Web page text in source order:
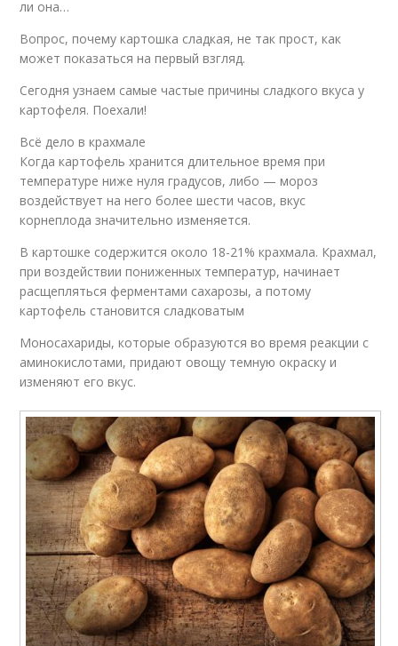
ли она…
Вопрос, почему картошка сладкая, не так прост, как
может показаться на первый взгляд.
Сегодня узнаем самые частые причины сладкого вкуса у
картофеля. Поехали!
Всё дело в крахмале
Когда картофель хранится длительное время при
температуре ниже нуля градусов, либо — мороз
воздействует на него более шести часов, вкус
корнеплода значительно изменяется.
В картошке содержится около 18-21% крахмала. Крахмал,
при воздействии пониженных температур, начинает
расщепляться ферментами сахарозы, а потому
картофель становится сладковатым
Моносахариды, которые образуются во время реакции с
аминокислотами, придают овощу темную окраску и
изменяют его вкус.